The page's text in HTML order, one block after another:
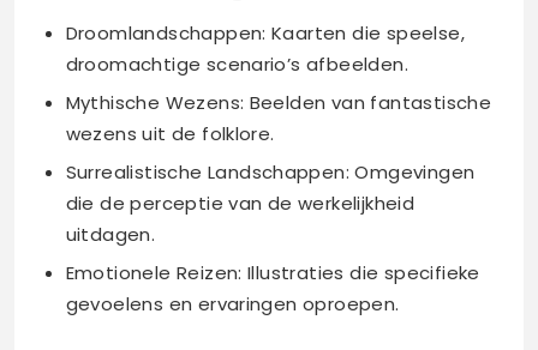
Droomlandschappen: Kaarten die speelse,
droomachtige scenario’s afbeelden.
Mythische Wezens: Beelden van fantastische
wezens uit de folklore.
Surrealistische Landschappen: Omgevingen
die de perceptie van de werkelijkheid
uitdagen.
Emotionele Reizen: Illustraties die specifieke
gevoelens en ervaringen oproepen.